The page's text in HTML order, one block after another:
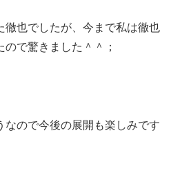
徹也でしたが、今まで私は徹也
で驚きました＾＾；
なので今後の展開も楽しみです